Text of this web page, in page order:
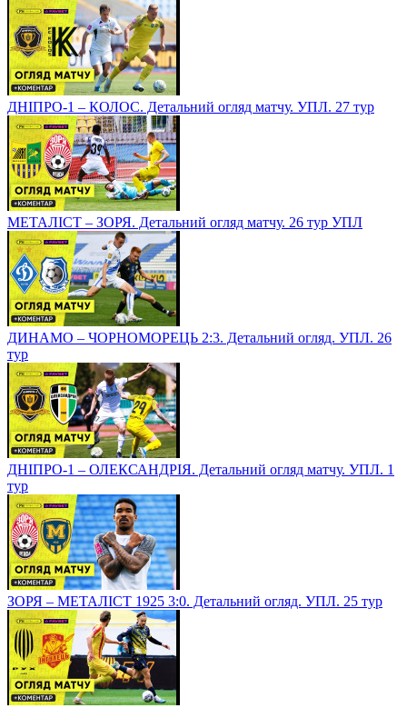
ДНІПРО-1 – КОЛОС. Детальний огляд матчу. УПЛ. 27 тур
МЕТАЛІСТ – ЗОРЯ. Детальний огляд матчу. 26 тур УПЛ
ДИНАМО – ЧОРНОМОРЕЦЬ 2:3. Детальний огляд. УПЛ. 26
тур
ДНІПРО-1 – ОЛЕКСАНДРІЯ. Детальний огляд матчу. УПЛ. 1
тур
ЗОРЯ – МЕТАЛІСТ 1925 3:0. Детальний огляд. УПЛ. 25 тур